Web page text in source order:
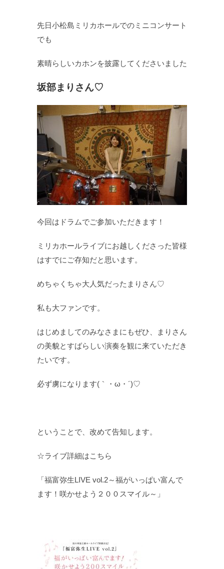
先日小松島ミリカホールでのミニコンサート
でも
素晴らしいカホンを披露してくださいました
坂部まりさん♡
今回はドラムでご参加いただきます！
ミリカホールライブにお越しくださった皆様
はすでにご存知だと思います。
めちゃくちゃ大人気だったまりさん♡
私も大ファンです。
はじめましてのみなさまにもぜひ、まりさん
の美貌とすばらしい演奏を観に来ていただき
たいです。
必ず虜になります(｀・ω・´)♡
ということで、改めて告知します。
☆ライブ詳細はこちら
「福富弥生LIVE vol.2～福がいっぱい富んで
ます！ 咲かせよう２００スマイル～」